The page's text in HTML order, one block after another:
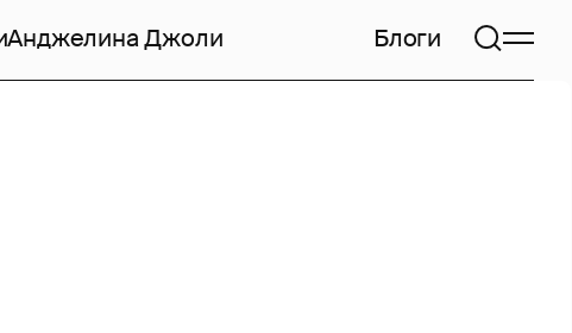
Анджелина Джоли Блоги